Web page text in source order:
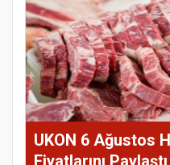
UKON 6 Ağustos
Fiyatlarını Paylaştı